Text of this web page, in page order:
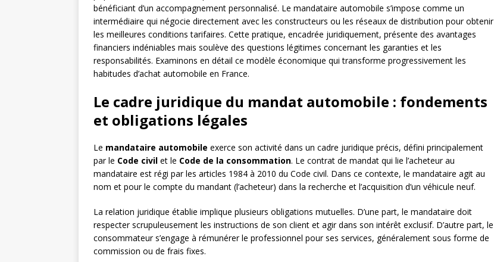
bénéficiant d’un accompagnement personnalisé. Le mandataire automobile s’impose comme un
intermédiaire qui négocie directement avec les constructeurs ou les réseaux de distribution pour obtenir
les meilleures conditions tarifaires. Cette pratique, encadrée juridiquement, présente des avantages
financiers indéniables mais soulève des questions légitimes concernant les garanties et les
responsabilités. Examinons en détail ce modèle économique qui transforme progressivement les
habitudes d’achat automobile en France.
Le cadre juridique du mandat automobile : fondements
et obligations légales
Le mandataire automobile exerce son activité dans un cadre juridique précis, défini principalement
par le Code civil et le Code de la consommation. Le contrat de mandat qui lie l’acheteur au
mandataire est régi par les articles 1984 à 2010 du Code civil. Dans ce contexte, le mandataire agit au
nom et pour le compte du mandant (l’acheteur) dans la recherche et l’acquisition d’un véhicule neuf.
La relation juridique établie implique plusieurs obligations mutuelles. D’une part, le mandataire doit
respecter scrupuleusement les instructions de son client et agir dans son intérêt exclusif. D’autre part, le
consommateur s’engage à rémunérer le professionnel pour ses services, généralement sous forme de
commission ou de frais fixes.